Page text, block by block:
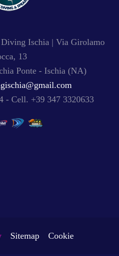
Ischia | Via Girolamo
13
Ponte - Ischia (NA)
- Cell. +39 347 3320633
Sitemap Cookie